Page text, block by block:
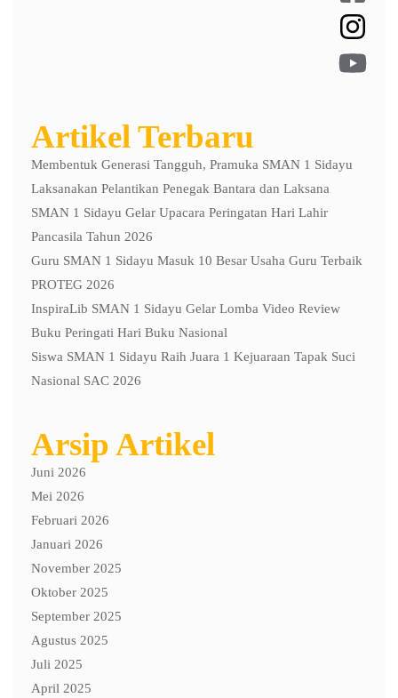
Artikel Terbaru
Membentuk Generasi Tangguh, Pramuka SMAN 1 Sidayu
Laksanakan Pelantikan Penegak Bantara dan Laksana
SMAN 1 Sidayu Gelar Upacara Peringatan Hari Lahir
Pancasila Tahun 2026
Guru SMAN 1 Sidayu Masuk 10 Besar Usaha Guru Terbaik
PROTEG 2026
InspiraLib SMAN 1 Sidayu Gelar Lomba Video Review
Buku Peringati Hari Buku Nasional
Siswa SMAN 1 Sidayu Raih Juara 1 Kejuaraan Tapak Suci
Nasional SAC 2026
Arsip Artikel
Juni 2026
Mei 2026
Februari 2026
Januari 2026
November 2025
Oktober 2025
September 2025
Agustus 2025
Juli 2025
April 2025